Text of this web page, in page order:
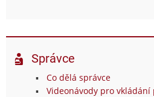
Správce
Co dělá správce
Videonávody pro vkládání